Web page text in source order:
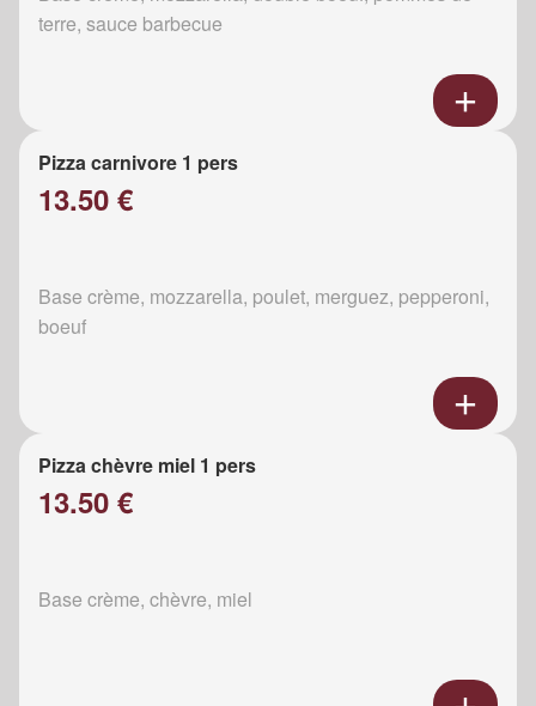
terre, sauce barbecue
Pizza carnivore 1 pers
13.50 €
Base crème, mozzarella, poulet, merguez, pepperoni,
boeuf
Pizza chèvre miel 1 pers
13.50 €
Base crème, chèvre, miel